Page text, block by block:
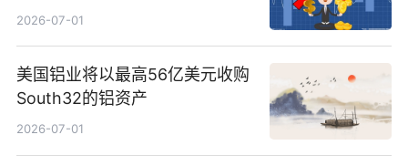
2026-07-01
美国铝业将以最高56亿美元收购
South32的铝资产
2026-07-01